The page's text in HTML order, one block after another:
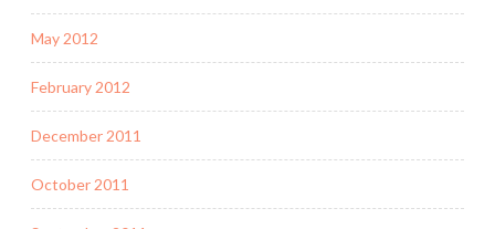
May 2012
February 2012
December 2011
October 2011